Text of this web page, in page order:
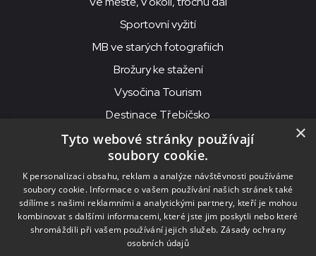
Sportovní vyžití
MB ve starých fotografiích
Brožury ke stažení
Vysočina Tourism
Destinace Třebíčsko
© 2026MKS Beseda Mor. Budějovice
MKS Beseda, příspěvková organizace, Purcnerova 62, 676 02
Moravské Budějovice
IČO: 00091758, DIČ: CZ00091758, ID datové schránky: chjn2kd
×
Tyto webové stránky používají
soubory cookie.
K personalizaci obsahu, reklam a analýze návštěvnosti používáme
soubory cookie. Informace o vašem používání našich stránek také
sdílíme s našimi reklamními a analytickými partnery, kteří je mohou
kombinovat s dalšími informacemi, které jste jim poskytli nebo které
shromáždili při vašem používání jejich služeb. Zásady ochrany
osobních údajů